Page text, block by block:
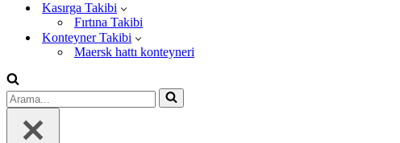
Kasırga Takibi
Fırtına Takibi
Konteyner Takibi
Maersk hattı konteyneri
Arama...